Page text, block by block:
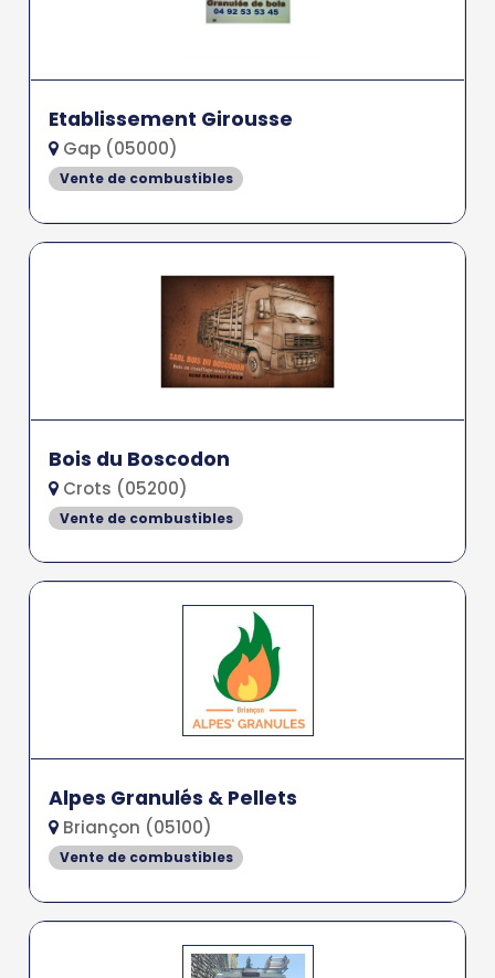
Etablissement Girousse
Gap (05000)
Vente de combustibles
Bois du Boscodon
Crots (05200)
Vente de combustibles
Alpes Granulés & Pellets
Briançon (05100)
Vente de combustibles